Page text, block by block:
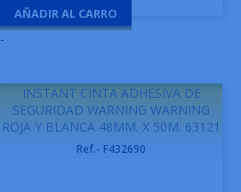
AÑADIR AL CARRO
-
INSTANT CINTA ADHESIVA DE
SEGURIDAD WARNING WARNING
ROJA Y BLANCA 48MM. X 50M. 63121
Ref.- F432690